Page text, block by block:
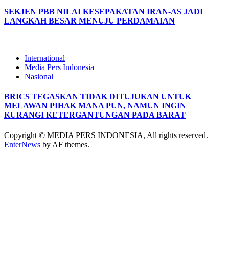
SEKJEN PBB NILAI KESEPAKATAN IRAN-AS JADI
LANGKAH BESAR MENUJU PERDAMAIAN
International
Media Pers Indonesia
Nasional
BRICS TEGASKAN TIDAK DITUJUKAN UNTUK
MELAWAN PIHAK MANA PUN, NAMUN INGIN
KURANGI KETERGANTUNGAN PADA BARAT
Copyright © MEDIA PERS INDONESIA, All rights reserved. |
EnterNews by AF themes.